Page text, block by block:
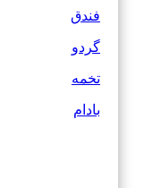
فندق
گردو
تخمه
بادام